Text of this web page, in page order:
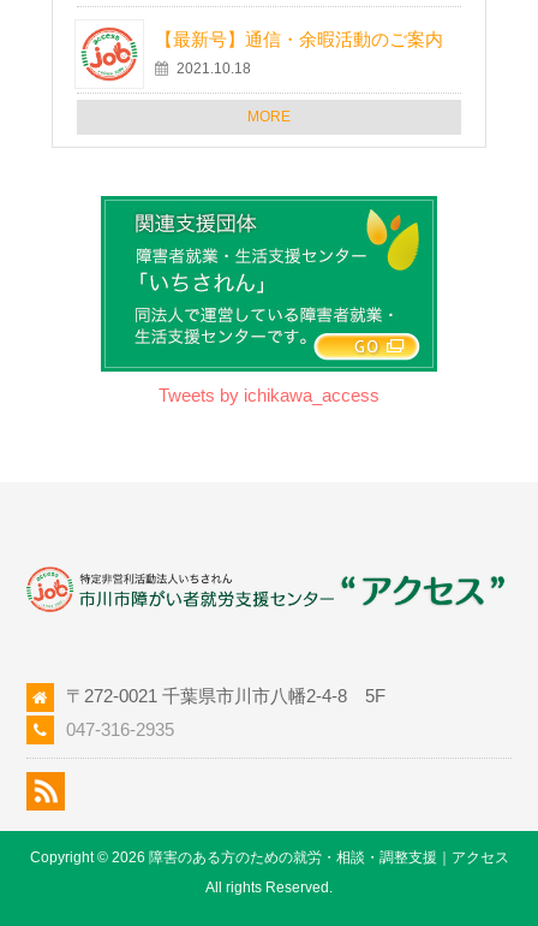
【最新号】通信・余暇活動のご案内
2021.10.18
MORE
Tweets by ichikawa_access
〒272-0021 千葉県市川市八幡2-4-8 5F
047-316-2935
Copyright © 2026 障害のある方のための就労・相談・調整支援｜アクセス
All rights Reserved.